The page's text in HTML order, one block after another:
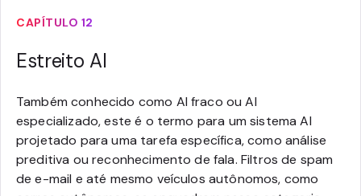
CAPÍTULO 12
Estreito AI
Também conhecido como AI fraco ou AI
especializado, este é o termo para um sistema AI
projetado para uma tarefa específica, como análise
preditiva ou reconhecimento de fala. Filtros de spam
de e-mail e até mesmo veículos autônomos, como